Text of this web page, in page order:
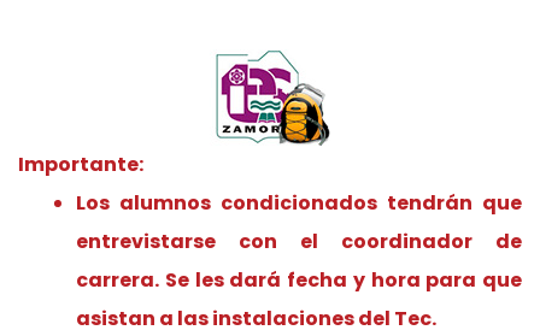
Importante:
Los alumnos condicionados tendrán que
entrevistarse con el coordinador de
carrera. Se les dará fecha y hora para que
asistan a las instalaciones del Tec.